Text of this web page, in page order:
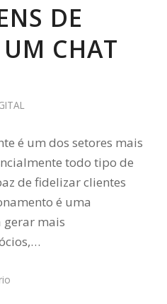
DE
UM CHAT
é um dos setores mais
todo tipo de
de fidelizar clientes
é uma
mais